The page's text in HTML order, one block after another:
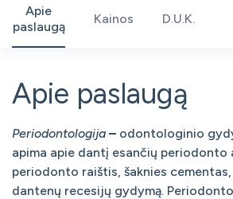
Apie
paslaugą
Kainos D.U.K.
Apie paslaugą
Periodontologija – odontologinio
apima apie dantį esančių periodonto
periodonto raištis, šaknies
dantenų recesijų gydymą.